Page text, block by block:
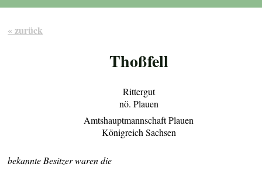
« zurück
Thoßfell
Rittergut
nö. Plauen
Amtshauptmannschaft Plauen
Königreich Sachsen
bekannte Besitzer waren die